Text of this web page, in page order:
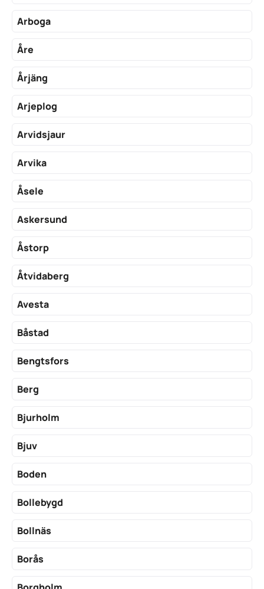
Arboga
Åre
Årjäng
Arjeplog
Arvidsjaur
Arvika
Åsele
Askersund
Åstorp
Åtvidaberg
Avesta
Båstad
Bengtsfors
Berg
Bjurholm
Bjuv
Boden
Bollebygd
Bollnäs
Borås